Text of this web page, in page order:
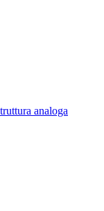
analoga